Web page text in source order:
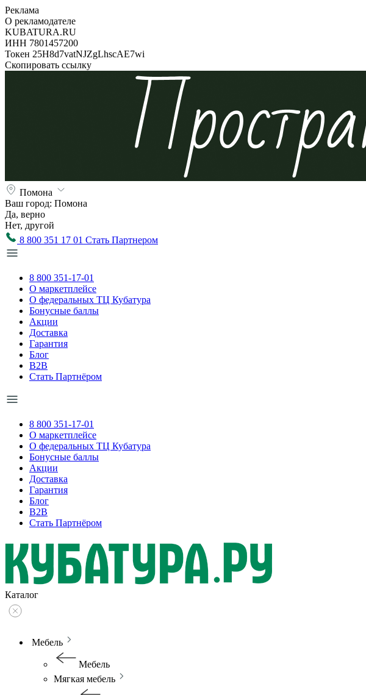
Реклама
О рекламодателе
KUBATURA.RU
ИНН 7801457200
Токен 25H8d7vatNJZgLhscAE7wi
Скопировать ссылку
Помона
Ваш город: Помона
Да, верно
Нет, другой
8 800 351 17 01 Стать Партнером
8 800 351-17-01
О маркетплейсе
О федеральных ТЦ Кубатура
Бонусные баллы
Акции
Доставка
Гарантия
Блог
B2B
Стать Партнёром
8 800 351-17-01
О маркетплейсе
О федеральных ТЦ Кубатура
Бонусные баллы
Акции
Доставка
Гарантия
Блог
B2B
Стать Партнёром
Каталог
Мебель
Мебель
Мягкая мебель